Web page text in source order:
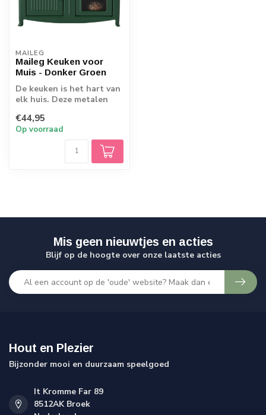
MAILEG
Maileg Keuken voor
Muis - Donker Groen
De keuken is het hart van
elk huis. Deze metalen
heeft pra...
€44,95
Op voorraad
Mis geen nieuwtjes en acties
Blijf op de hoogte over onze laatste acties
Hout en Plezier
Bijzonder mooi en duurzaam speelgoed
It Kromme Far 89
8512AK Broek